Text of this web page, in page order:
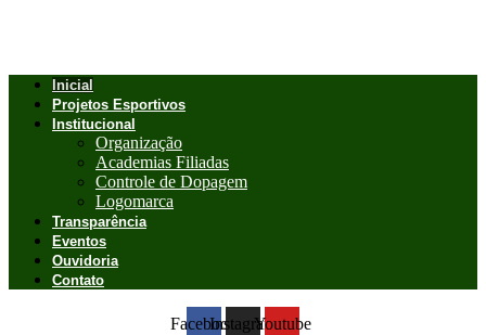
Inicial
Projetos Esportivos
Institucional
Organização
Academias Filiadas
Controle de Dopagem
Logomarca
Transparência
Eventos
Ouvidoria
Contato
FacebookInstagramYoutube